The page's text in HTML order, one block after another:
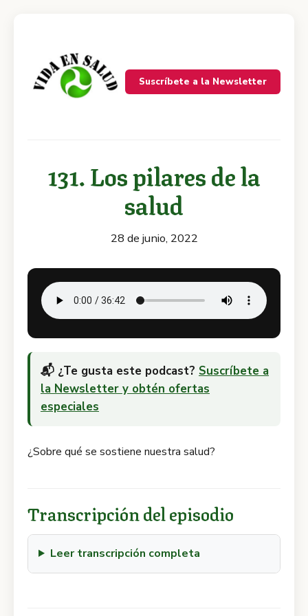
Suscríbete a la Newsletter
131. Los pilares de la
salud
28 de junio, 2022
📬 ¿Te gusta este podcast? Suscríbete a
la Newsletter y obtén ofertas
especiales
¿Sobre qué se sostiene nuestra salud?
Transcripción del episodio
Leer transcripción completa